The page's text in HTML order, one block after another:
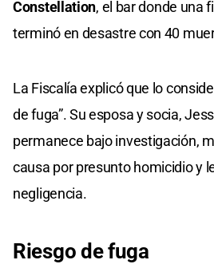
Constellation, el bar donde una
terminó en desastre con 40
La Fiscalía explicó que lo
de fuga”. Su esposa y socia,
permanece bajo investigación,
causa por presunto homicidio y
negligencia.
Riesgo de fuga